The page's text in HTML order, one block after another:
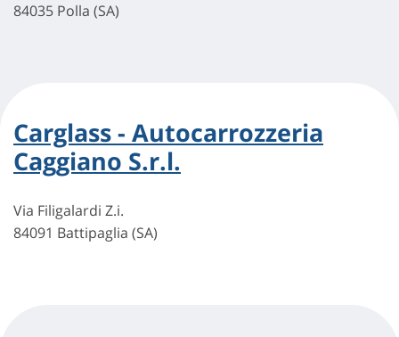
84035 Polla (SA)
Carglass - Autocarrozzeria
Caggiano S.r.l.
Via Filigalardi Z.i.
84091 Battipaglia (SA)